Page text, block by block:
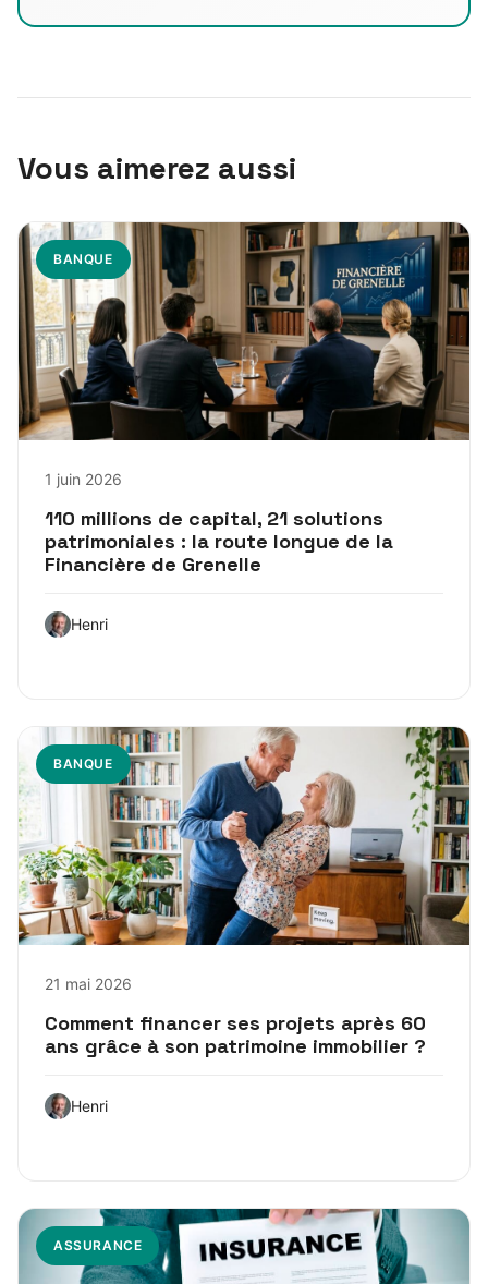
Vous aimerez aussi
BANQUE
1 juin 2026
110 millions de capital, 21 solutions
patrimoniales : la route longue de la
Financière de Grenelle
Henri
BANQUE
21 mai 2026
Comment financer ses projets après 60
ans grâce à son patrimoine immobilier ?
Henri
ASSURANCE